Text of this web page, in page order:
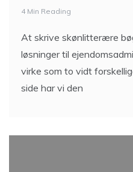
4 Min Reading
At skrive skønlitterære
løsninger til
virke som to vidt
side har vi den